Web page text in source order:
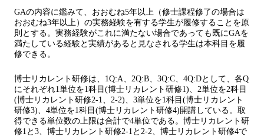
GAの内容に鑑みて、おおむね5年以上（修士課程修了の場合は
おおむね3年以上）の実務経験を有する学生が履修することを原
則とする。実務経験がこれに満たない場合であっても既にGAを
満たしている経験と実績があると見なされる学生は本科目を履
修できる。
博士リカレント研修は、1Q:A、2Q:B、3Q:C、4Q:Dとして、各Q
にそれぞれ1単位を1科目(博士リカレント研修1)、2単位を2科目
(博士リカレント研修2-1、2-2)、3単位を1科目(博士リカレント
研修3)、4単位を1科目(博士リカレント研修4)開講している。取
得できる単位数の上限は合計で4単位である。博士リカレント研
修1と3、博士リカレント研修2-1と2-2、博士リカレント研修4で